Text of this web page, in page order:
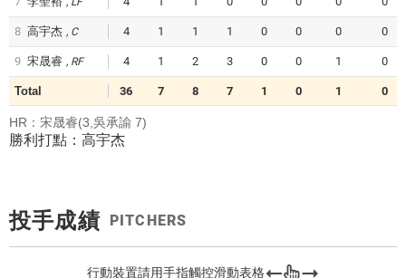
8 高宇杰 C 4 1 1 1 0 0 0 0
9 宋晟睿 RF 4 1 2 3 0 0 1 0
Total 36 7 8 7 1 0 1 0
HR：宋晟睿(3,吳承諭 7)
勝利打點：高宇杰
投手成績 PITCHERS